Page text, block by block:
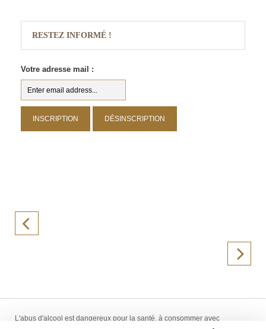
RESTEZ INFORMÉ !
Votre adresse mail :
L'abus d'alcool est dangereux pour la santé, à consommer avec